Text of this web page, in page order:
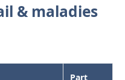
& maladies
Part